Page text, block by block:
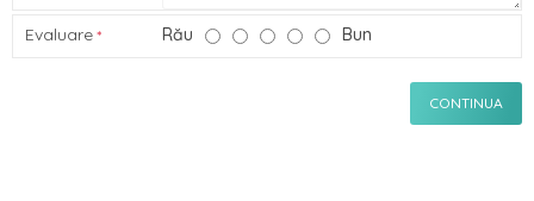
Evaluare Rău Bun
CONTINUA